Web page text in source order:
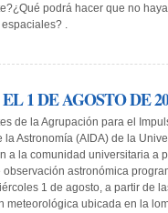
podrá hacer que no
.
1 DE AGOSTO DE
de la Agrupación para el
la Astronomía (AIDA) de la
a la comunidad universitaria a
observación astronómica
1 de agosto, a partir de
meteorológica ubicada en la